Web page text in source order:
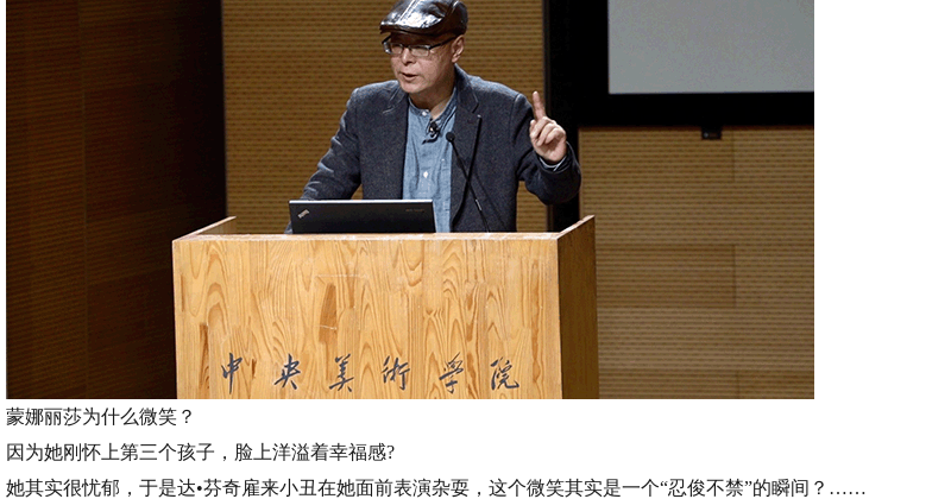
蒙娜丽莎为什么微笑？
因为她刚怀上第三个孩子，脸上洋溢着幸福感?
她其实很忧郁，于是达•芬奇雇来小丑在她面前表演杂耍，这个微笑其实是一个“忍俊不禁”的瞬间？……